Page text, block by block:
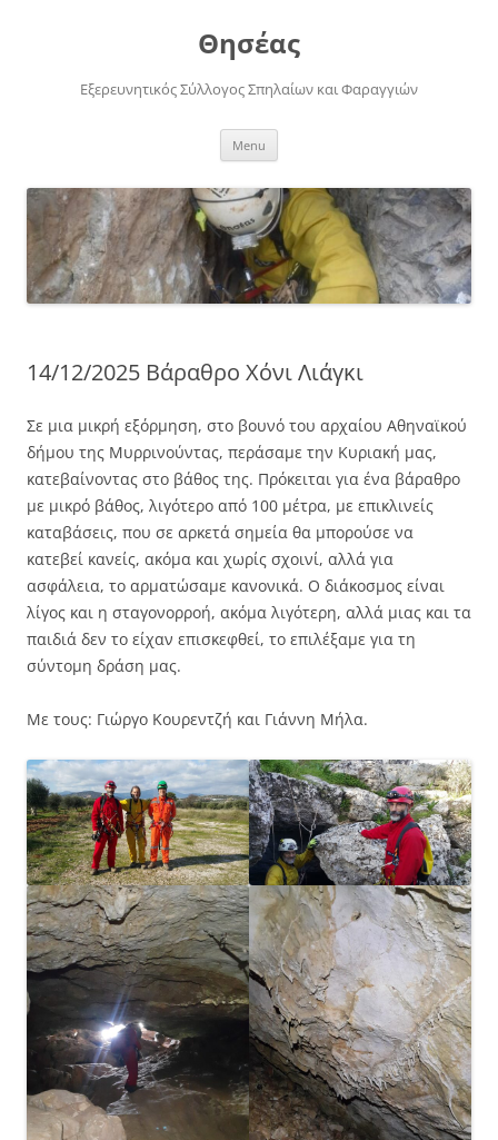
Θησέας
Εξερευνητικός Σύλλογος Σπηλαίων και Φαραγγιών
Menu
14/12/2025 Βάραθρο Χόνι Λιάγκι
Σε μια μικρή εξόρμηση, στο βουνό του αρχαίου Αθηναϊκού
δήμου της Μυρρινούντας, περάσαμε την Κυριακή μας,
κατεβαίνοντας στο βάθος της. Πρόκειται για ένα βάραθρο
με μικρό βάθος, λιγότερο από 100 μέτρα, με επικλινείς
καταβάσεις, που σε αρκετά σημεία θα μπορούσε να
κατεβεί κανείς, ακόμα και χωρίς σχοινί, αλλά για
ασφάλεια, το αρματώσαμε κανονικά. Ο διάκοσμος είναι
λίγος και η σταγονορροή, ακόμα λιγότερη, αλλά μιας και τα
παιδιά δεν το είχαν επισκεφθεί, το επιλέξαμε για τη
σύντομη δράση μας.
Με τους: Γιώργο Κουρεντζή και Γιάννη Μήλα.